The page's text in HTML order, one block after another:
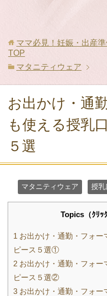
ママ必見！妊娠・出産
TOP
マタニティウェア
お出かけ・通
も使える授乳
５選
マタニティウェア 授乳
Topics（ｸﾘｯ
1 お出かけ・通勤・フォー
ピース５選①
2 お出かけ・通勤・フォー
ピース５選②
3 お出かけ・通勤・フォー